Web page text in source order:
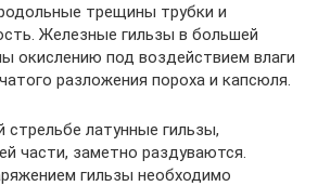
трещины трубки и
Железные гильзы в большей
окислению под воздействием влаги
разложения пороха и капсюля.
стрельбе латунные гильзы,
части, заметно раздуваются.
гильзы необходимо